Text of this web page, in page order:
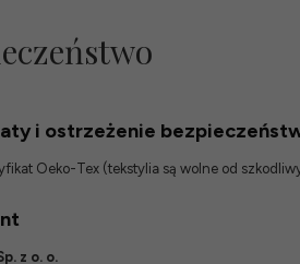
i ostrzeżenie
Oeko-Tex (tekstylia są wolne od
z o. o.